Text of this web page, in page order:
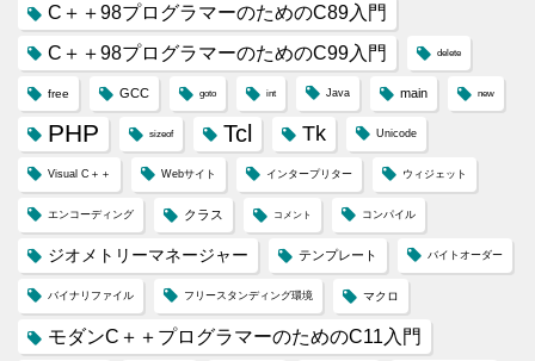
C＋＋98プログラマーのためのC89入門
C＋＋98プログラマーのためのC99入門
delete
free GCC goto int Java main new
PHP sizeof Tcl Tk Unicode
Visual C＋＋ Webサイト インタープリター ウィジェット
エンコーディング クラス コメント コンパイル
ジオメトリーマネージャー テンプレート バイトオーダー
バイナリファイル フリースタンディング環境 マクロ
モダンC＋＋プログラマーのためのC11入門